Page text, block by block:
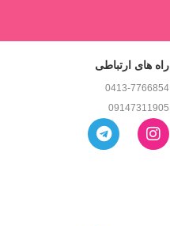
راه های ارتباطی
0413-7766854
09147311905